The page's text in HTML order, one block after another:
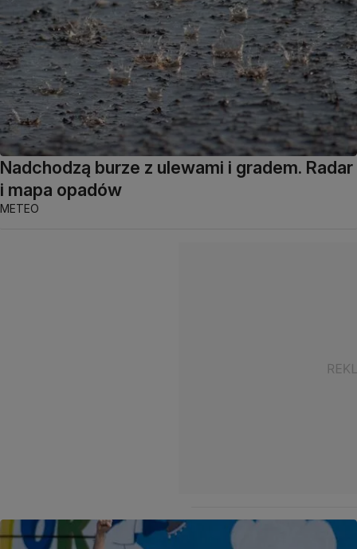
Nadchodzą burze z ulewami i gradem. Radar
i mapa opadów
METEO